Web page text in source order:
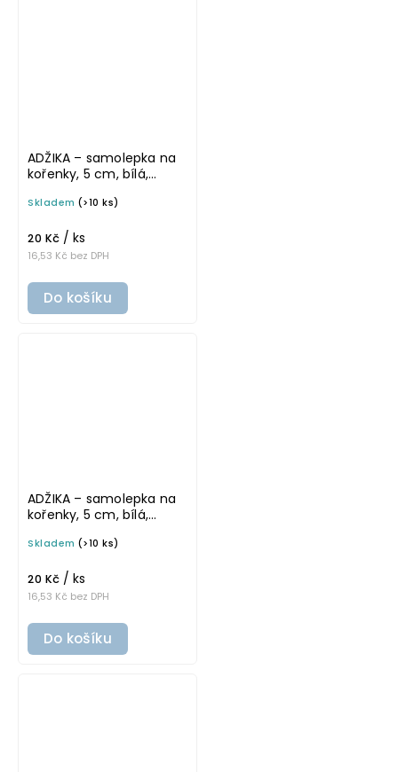
ADŽIKA – samolepka na
kořenky, 5 cm, bílá,
Skladem (>10 ks)
16,53 Kč bez DPH
20 Kč / ks
Do košíku
ADŽIKA – samolepka na
kořenky, 5 cm, bílá,
Skladem (>10 ks)
16,53 Kč bez DPH
20 Kč / ks
Do košíku